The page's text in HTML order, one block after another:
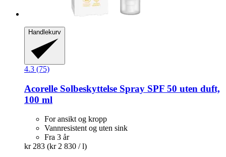
Handlekurv
4.3 (75)
Acorelle Solbeskyttelse Spray SPF 50 uten duft,
100 ml
For ansikt og kropp
Vannresistent og uten sink
Fra 3 år
kr 283 (kr 2 830 / l)